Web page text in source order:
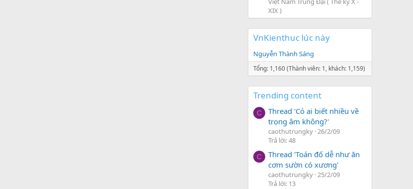
XIX )
VnKienthuc lúc này
Nguyễn Thành Sáng
Tổng: 1,160 (Thành viên: 1, khách: 1,159)
Trending content
C
Thread 'Có ai biết nhiều về
trọng âm không?'
caothutrungky 26/2/09
Trả lời: 48
C
Thread 'Toán đố dễ như ăn
cơm sườn có xương'
caothutrungky 25/2/09
Trả lời: 13